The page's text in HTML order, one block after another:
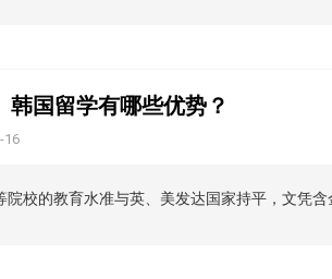
韩国留学有哪些优势？
16
院校的教育水准与英、美发达国家持平，文凭